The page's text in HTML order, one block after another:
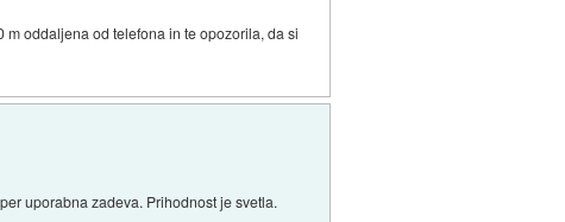
m oddaljena od telefona in te opozorila, da si
uporabna zadeva. Prihodnost je svetla.